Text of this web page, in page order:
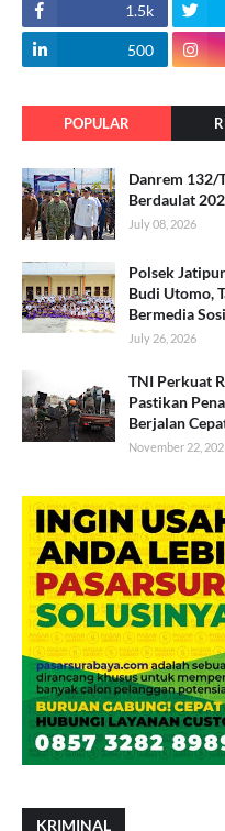
1.5k
500
POPULAR
Danrem 132/
Berdaulat
July 08, 2026
Polsek
Budi Utomo,
Bermedia
July 26, 2026
TNI Perkuat
Pastikan
Berjalan
November 22,
KRIMINAL